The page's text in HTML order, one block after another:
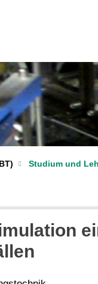
Studium und